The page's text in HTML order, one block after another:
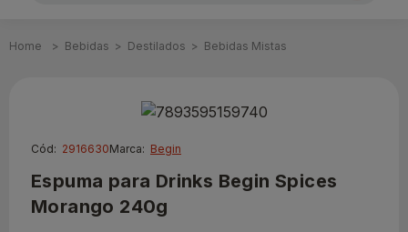
Bebidas Destilados Bebidas Mistas
Cód: 2916630Marca: Begin
Espuma para Drinks Begin Spices
Morango 240g